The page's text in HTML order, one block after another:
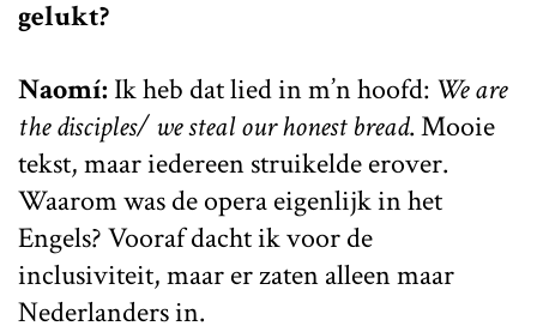
gelukt?
Naomí: Ik heb dat lied in m’n hoofd: We are
the disciples/ we steal our honest bread. Mooie
tekst, maar iedereen struikelde erover.
Waarom was de opera eigenlijk in het
Engels? Vooraf dacht ik voor de
inclusiviteit, maar er zaten alleen maar
Nederlanders in.